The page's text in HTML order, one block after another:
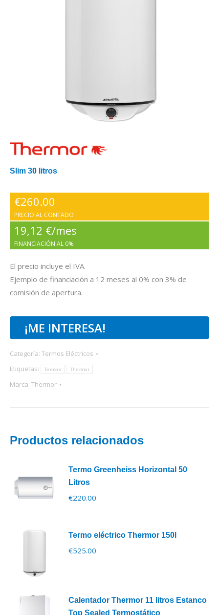
Slim 30 litros
€260.00
PRECIO AL CONTADO
19,12 €/mes
FINANCIACIÓN AL 0%
El precio incluye el IVA.
Ejemplo de financiación a 12 meses al 0% con 3% de
comisión de apertura.
¡ME INTERESA!
Categoría: Termos Eléctricos
Etiquetas:
Termos Thermor
Marca: Thermor
Productos relacionados
Termo Greenheiss Horizontal 50
Litros
€220.00
Termo eléctrico Thermor 150l
€525.00
Calentador Thermor 11 litros Estanco
Top Sealed Termostático